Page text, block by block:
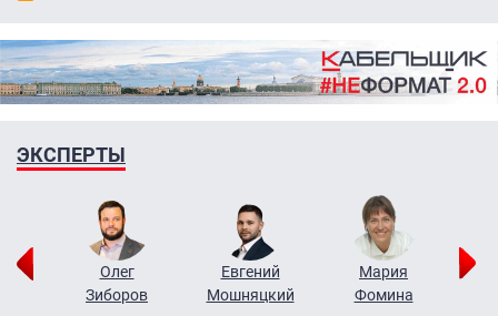
ЭКСПЕРТЫ
Олег
Зиборов
Евгений
Мошняцкий
Мария
Фомина